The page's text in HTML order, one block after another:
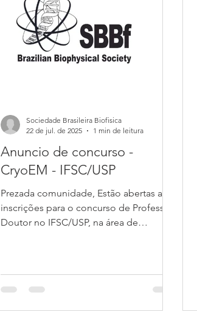
de Biofísica. Data do evento: 20 a 23 de
outubro de 2026 Local: Riale Brisa Ba
Anuncio de concurso -
CryoEM - IFSC/USP
Prezada comunidade, Estão abertas as
inscrições para o concurso de Professor
Doutor no IFSC/USP, na área de
Sociedade Brasileira Biofisica
22 de jul. de 2025
1 min de leitura